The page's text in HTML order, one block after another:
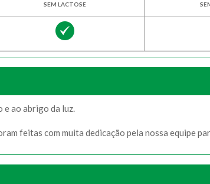
SEM LACTOSE
e ao abrigo da luz.
feitas com muita dedicação pela nossa equipe